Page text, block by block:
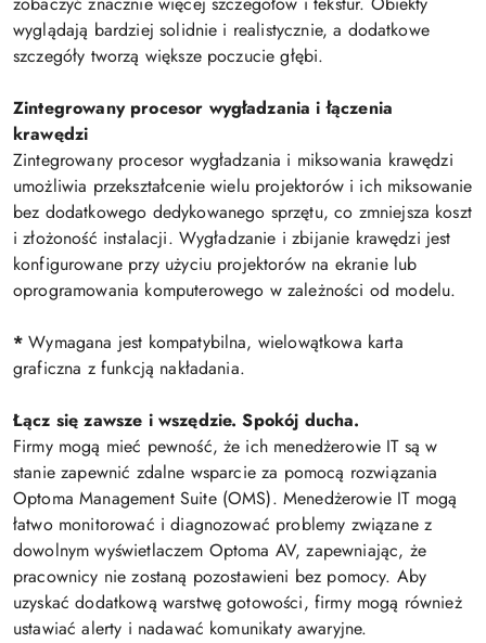
wyglądają bardziej solidnie i realistycznie, a dodatkowe
szczegóły tworzą większe poczucie głębi.
Zintegrowany procesor wygładzania i łączenia
krawędzi
Zintegrowany procesor wygładzania i miksowania krawędzi
umożliwia przekształcenie wielu projektorów i ich miksowanie
bez dodatkowego dedykowanego sprzętu, co zmniejsza koszt
i złożoność instalacji. Wygładzanie i zbijanie krawędzi jest
konfigurowane przy użyciu projektorów na ekranie lub
oprogramowania komputerowego w zależności od modelu.
* Wymagana jest kompatybilna, wielowątkowa karta
graficzna z funkcją nakładania.
Łącz się zawsze i wszędzie. Spokój ducha.
Firmy mogą mieć pewność, że ich menedżerowie IT są w
stanie zapewnić zdalne wsparcie za pomocą rozwiązania
Optoma Management Suite (OMS). Menedżerowie IT mogą
łatwo monitorować i diagnozować problemy związane z
dowolnym wyświetlaczem Optoma AV, zapewniając, że
pracownicy nie zostaną pozostawieni bez pomocy. Aby
uzyskać dodatkową warstwę gotowości, firmy mogą również
ustawiać alerty i nadawać komunikaty awaryjne.